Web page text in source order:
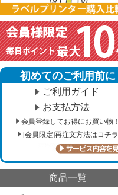
初めてのご利用前に
ご利用ガイド
お支払方法
会員登録してお得にお買い物！
[会員限定]再注文方法はコチラ
商品一覧